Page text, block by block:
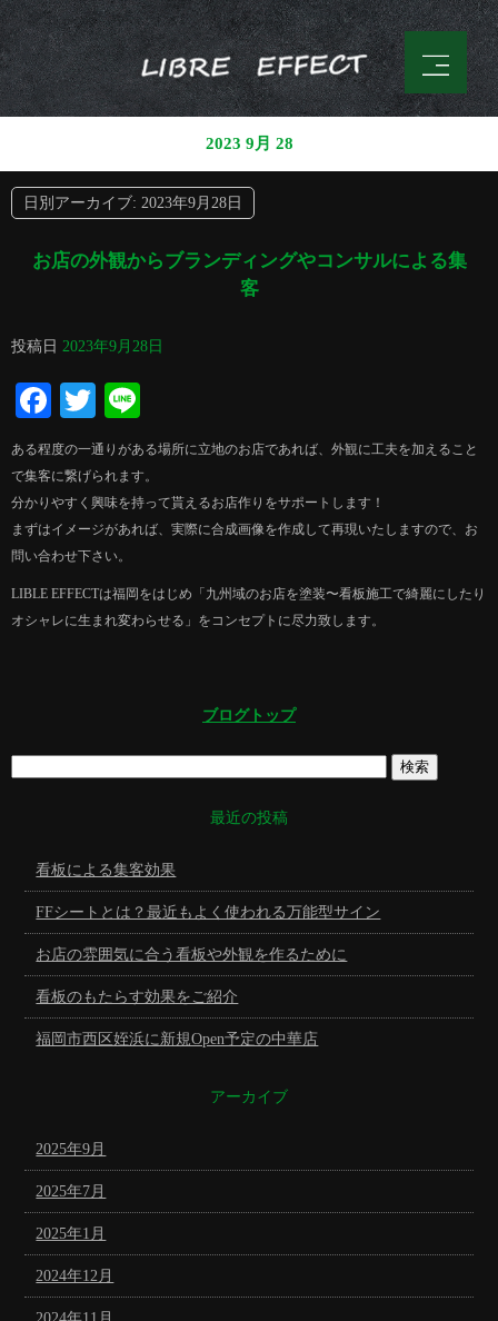
2023 9月 28
日別アーカイブ: 2023年9月28日
お店の外観からブランディングやコンサルによる集
客
投稿日 2023年9月28日
Facebook
Twitter
ある程度の一通りがある場所に立地のお店であれば、外観に工夫を加えること
で集客に繋げられます。
分かりやすく興味を持って貰えるお店作りをサポートします！
まずはイメージがあれば、実際に合成画像を作成して再現いたしますので、お
問い合わせ下さい。
LIBLE EFFECTは福岡をはじめ「九州域のお店を塗装〜看板施工で綺麗にしたり
オシャレに生まれ変わらせる」をコンセプトに尽力致します。
ブログトップ
最近の投稿
看板による集客効果
FFシートとは？最近もよく使われる万能型サイン
お店の雰囲気に合う看板や外観を作るために
看板のもたらす効果をご紹介
福岡市西区姪浜に新規Open予定の中華店
アーカイブ
2025年9月
2025年7月
2025年1月
2024年12月